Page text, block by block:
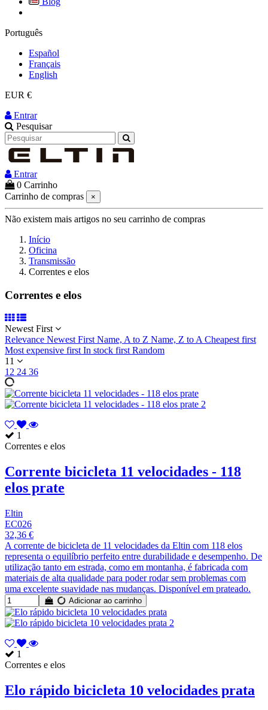
Português
Español
Français
English
EUR €
Entrar
Pesquisar
Entrar
0 Carrinho
Carrinho de compras
×
Não existem mais artigos no seu carrinho de compras
Início
Oficina
Transmissão
Correntes e elos
Correntes e elos
Newest First
Relevance Newest FirstName, A to Z Name, Z to ACheapest first
Most expensive firstIn stock firstRandom
11
12 24 36
1
Correntes e elos
Corrente bicicleta 11 velocidades - 118
elos prate
Eltin
EC026
32,36 €
A corrente de bicicleta de 11 velocidades da Eltin com 118 elos
representa o equilíbrio perfeito entre durabilidade e desempenho. De
utilização tanto em estrada, como em montanha, é fabricada com
materiais de alta qualidade para poder rodar sem problemas com
uma excelente suavidade nas mudanças. Disponível em prateado.
Adicionar ao carrinho
1
Correntes e elos
Elo rápido bicicleta 10 velocidades prata